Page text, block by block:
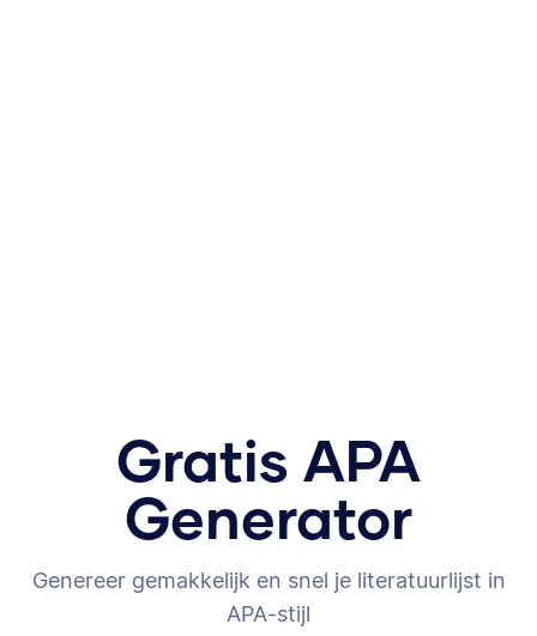
Gratis APA
Generator
Genereer gemakkelijk en snel je literatuurlijst in
APA-stijl